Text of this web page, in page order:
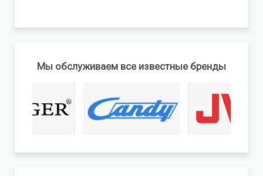
Мы обслуживаем все известные бренды